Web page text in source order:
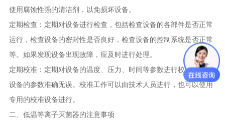
使用腐蚀性强的清洁剂，以免损坏设备。
定期检查：定期对设备进行检查，包括检查设备的各部件是否正常
运行，检查设备的密封性是否良好，检查设备的控制系统是否正常
等。如果发现设备出现故障，应及时进行处理。
定期校准：定期对设备的温度、压力、时间等参数进行校准，确保
设备的参数准确无误。校准工作可以由技术人员进行，也可以使用
专用的校准设备进行。
二、低温等离子灭菌器的注意事项